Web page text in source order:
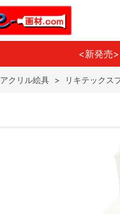
<新発売
アクリル絵具 > リキテックス